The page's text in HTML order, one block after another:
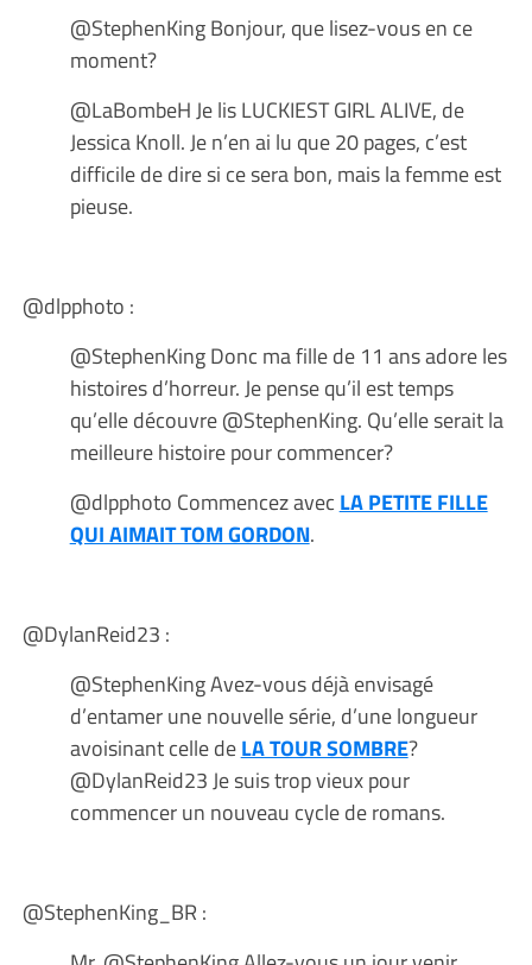
@StephenKing Bonjour, que lisez-vous en ce
moment?
@LaBombeH Je lis LUCKIEST GIRL ALIVE, de
Jessica Knoll. Je n’en ai lu que 20 pages, c’est
difficile de dire si ce sera bon, mais la femme est
pieuse.
@dlpphoto :
@StephenKing Donc ma fille de 11 ans adore les
histoires d’horreur. Je pense qu’il est temps
qu’elle découvre @StephenKing. Qu’elle serait la
meilleure histoire pour commencer?
@dlpphoto Commencez avec LA PETITE FILLE
QUI AIMAIT TOM GORDON.
@DylanReid23 :
@StephenKing Avez-vous déjà envisagé
d’entamer une nouvelle série, d’une longueur
avoisinant celle deLA TOUR SOMBRE?
@DylanReid23 Je suis trop vieux pour
commencer un nouveau cycle de romans.
@StephenKing_BR :